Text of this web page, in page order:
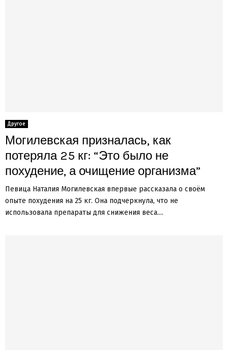
Другое
Могилевская призналась, как
потеряла 25 кг: “Это было не
похудение, а очищение организма”
Певица Наталия Могилевская впервые рассказала о своём
опыте похудения на 25 кг. Она подчеркнула, что не
использовала препараты для снижения веса....